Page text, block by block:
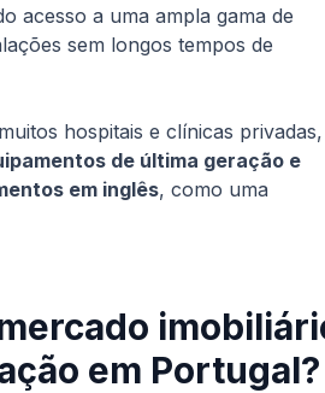
acesso a uma ampla gama de
sem longos tempos de
hospitais e clínicas privadas,
de última geração e
em inglês, como uma
em Portugal?